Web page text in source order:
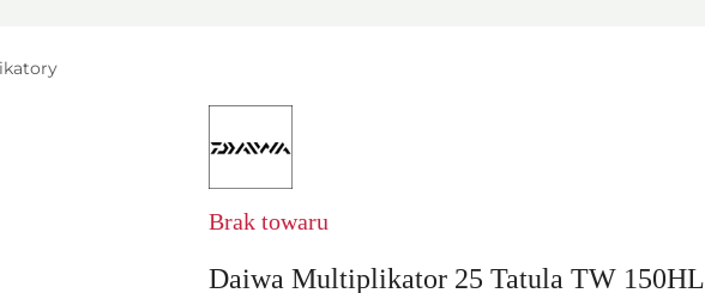
NAZWA
DAIWA
Brak towaru
Daiwa Multiplikator 25 Tatula TW 150HL